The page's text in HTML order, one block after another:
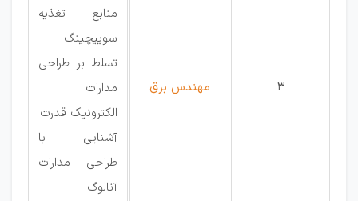
3 مهندس برق
منابع تغذیه
سوییچینگ
تسلط بر طراحی
مدارات
الکترونیک قدرت
آشنایی با
طراحی مدارات
آنالوگ